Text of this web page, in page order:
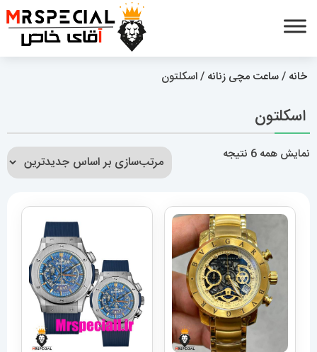
خانه /ساعت مچی زنانه / اسکلتون
اسکلتون
نمایش همه 6 نتیجه
جدیدترین